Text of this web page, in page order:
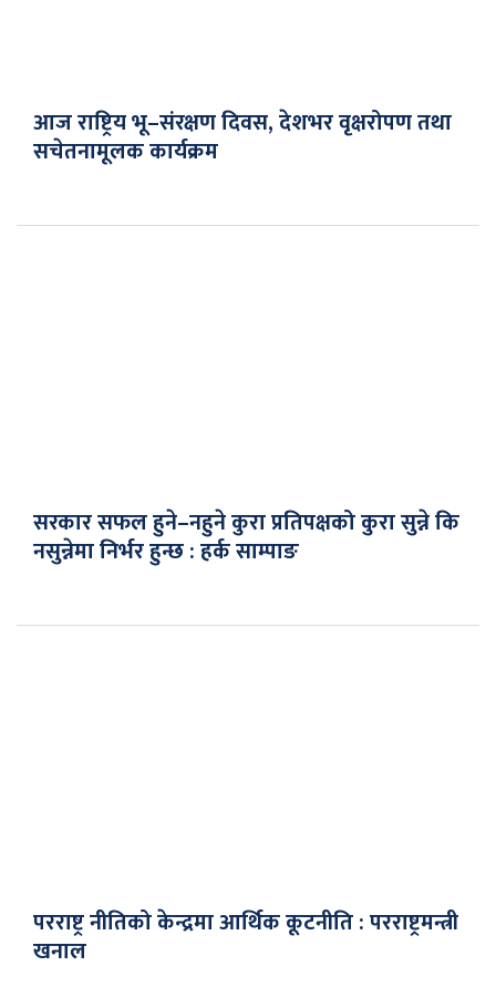
आज राष्ट्रिय भू–संरक्षण दिवस, देशभर वृक्षरोपण तथा
सचेतनामूलक कार्यक्रम
सरकार सफल हुने–नहुने कुरा प्रतिपक्षको कुरा सुन्ने कि
नसुन्नेमा निर्भर हुन्छ : हर्क साम्पाङ
परराष्ट्र नीतिको केन्द्रमा आर्थिक कूटनीति : परराष्ट्रमन्त्री
खनाल